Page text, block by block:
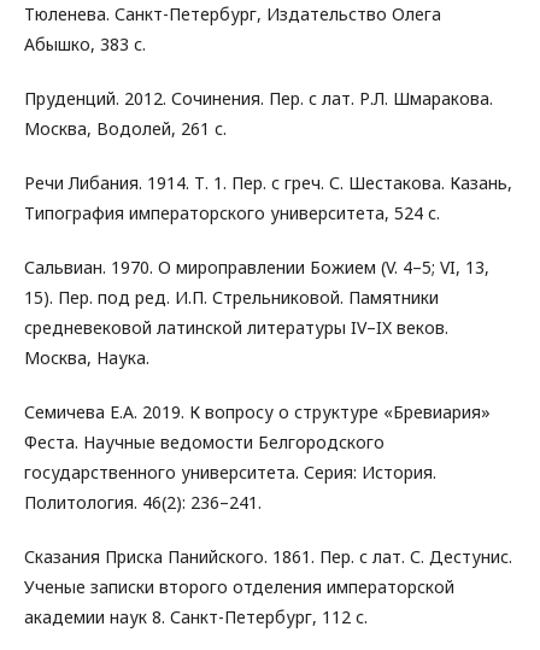
Тюленева. Санкт-Петербург, Издательство Олега
Абышко, 383 с.
Пруденций. 2012. Сочинения. Пер. с лат. Р.Л. Шмаракова.
Москва, Водолей, 261 с.
Речи Либания. 1914. Т. 1. Пер. с греч. С. Шестакова. Казань,
Типография императорского университета, 524 с.
Сальвиан. 1970. О мироправлении Божием (V. 4–5; VI, 13,
15). Пер. под ред. И.П. Стрельниковой. Памятники
средневековой латинской литературы IV–IX веков.
Москва, Наука.
Семичева Е.А. 2019. К вопросу о структуре «Бревиария»
Феста. Научные ведомости Белгородского
государственного университета. Серия: История.
Политология. 46(2): 236–241.
Сказания Приска Панийского. 1861. Пер. с лат. С. Дестунис.
Ученые записки второго отделения императорской
академии наук 8. Санкт-Петербург, 112 с.